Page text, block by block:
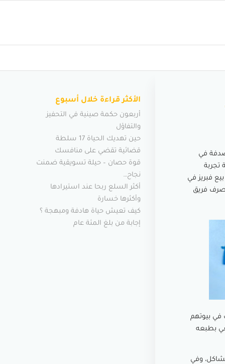
صدفة في
تجربة
فبريز في
فريق
في بيوتهم
بطبعه
وفي
الأكثر قراءة خلال أسبوع
أربعون حكمة صينية في التحفيز
والتفاؤل
حين تهديك الحياة 17 سلطة
قضائية تقضي على منافسك
قوة حصان – حيلة تسويقية ضمنت
نجاح…
أكثر السلع ربحا عند استيرادها
وأكثرها خسارة
كيف تعيش حياة هادفة ومبهجة ؟
إجابة من بلغ المئة عام